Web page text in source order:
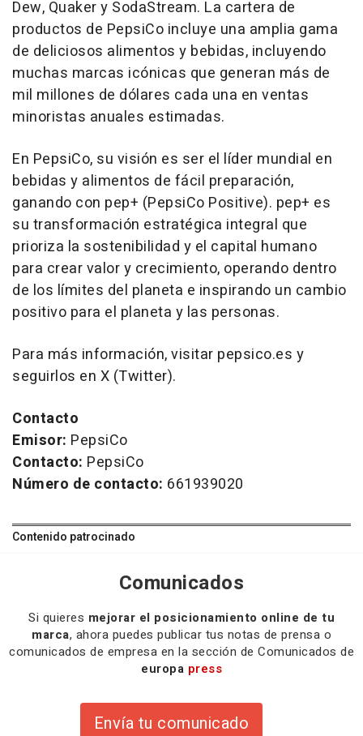
Dew, Quaker y SodaStream. La cartera de
productos de PepsiCo incluye una amplia gama
de deliciosos alimentos y bebidas, incluyendo
muchas marcas icónicas que generan más de
mil millones de dólares cada una en ventas
minoristas anuales estimadas.
En PepsiCo, su visión es ser el líder mundial en
bebidas y alimentos de fácil preparación,
ganando con pep+ (PepsiCo Positive). pep+ es
su transformación estratégica integral que
prioriza la sostenibilidad y el capital humano
para crear valor y crecimiento, operando dentro
de los límites del planeta e inspirando un cambio
positivo para el planeta y las personas.
Para más información, visitar pepsico.es y
seguirlos en X (Twitter).
Contacto
Emisor: PepsiCo
Contacto: PepsiCo
Número de contacto: 661939020
Contenido patrocinado
Comunicados
Si quieres mejorar el posicionamiento online de tu
marca, ahora puedes publicar tus notas de prensa o
comunicados de empresa en la sección de Comunicados de
europa press
Envía tu comunicado